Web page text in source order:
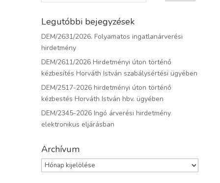
Legutóbbi bejegyzések
DEM/2631/2026. Folyamatos ingatlanárverési
hirdetmény
DEM/2611/2026 Hirdetményi úton történő
kézbesítés Horváth István szabálysértési ügyében
DEM/2517-2026 hirdetményi úton történő
kézbestés Horváth István hbv. ügyében
DEM/2345-2026 Ingó árverési hirdetmény
elektronikus eljárásban
Archívum
Archívum